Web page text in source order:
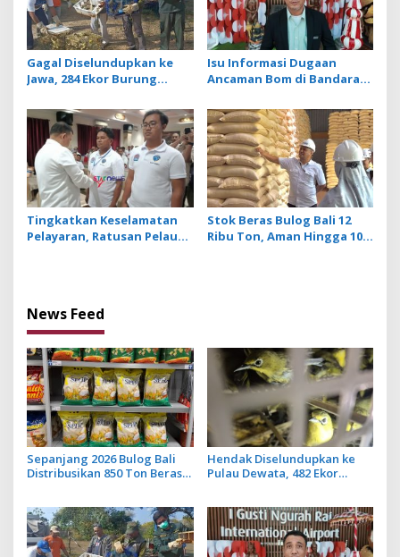
Gagal Diselundupkan ke
Jawa, 284 Ekor Burung
Dilepasliarkan Cegah
Ancaman Penyakit
Isu Informasi Dugaan
Ancaman Bom di Bandara
Benar, Operasional
Penerbangan Lancar
Tingkatkan Keselamatan
Pelayaran, Ratusan Pelaut
Stok Beras Bulog Bali 12
Ribu Ton, Aman Hingga 10
News Feed
Sepanjang 2026 Bulog Bali
Distribusikan 850 Ton Beras
Hendak Diselundupkan ke
Pulau Dewata, 482 Ekor